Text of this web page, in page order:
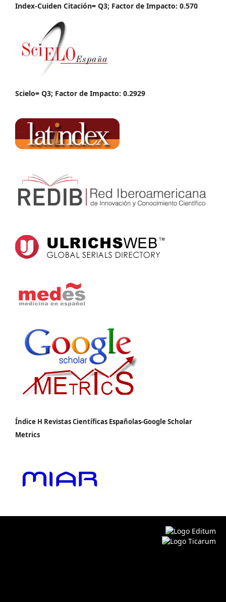
Index-Cuiden Citación= Q3; Factor de Impacto: 0.570
Scielo= Q3; Factor de Impacto: 0.2929
Índice H Revistas Científicas Españolas-Google Scholar
Metrics